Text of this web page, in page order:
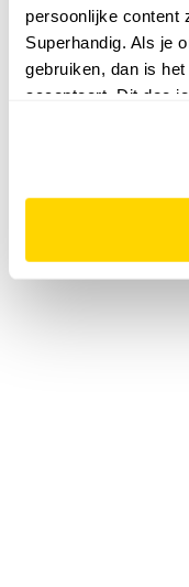
persoonlijke content
Superhandig. Als je
gebruiken, dan is
accepteert. Dit doe
website niet